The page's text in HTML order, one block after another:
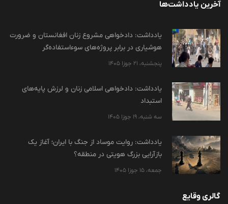
آخرین یادداشت‌ها
یادداشت: دادخواهی مشروع زنان افغانستان و ضرورت
هوشیاری در برابر پروژه‌های سوءاستفاده‌گر
پنجشنبه، 21 جوزا 1405
یادداشت: دادخواهی اسلامی زنان و لرزش پایه‌های
استبداد
سه شنبه، 19 جوزا 1405
یادداشت: روایت موساد از جنگ با ایران؛ آغاز یک
بازآرایی بزرگ هویتی در منطقه؟
جمعه، 15 جوزا 1405
گالری وقایع